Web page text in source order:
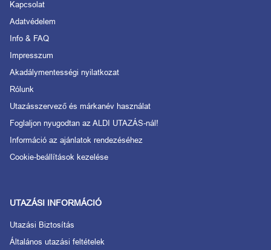
Kapcsolat
Adatvédelem
Info & FAQ
Impresszum
Akadálymentességi nyilatkozat
Rólunk
Utazásszervező és márkanév használat
Foglaljon nyugodtan az ALDI UTAZÁS-nál!
Információ az ajánlatok rendezéséhez
Cookie-beállítások kezelése
UTAZÁSI INFORMÁCIÓ
Utazási Biztosítás
Általános utazási feltételek